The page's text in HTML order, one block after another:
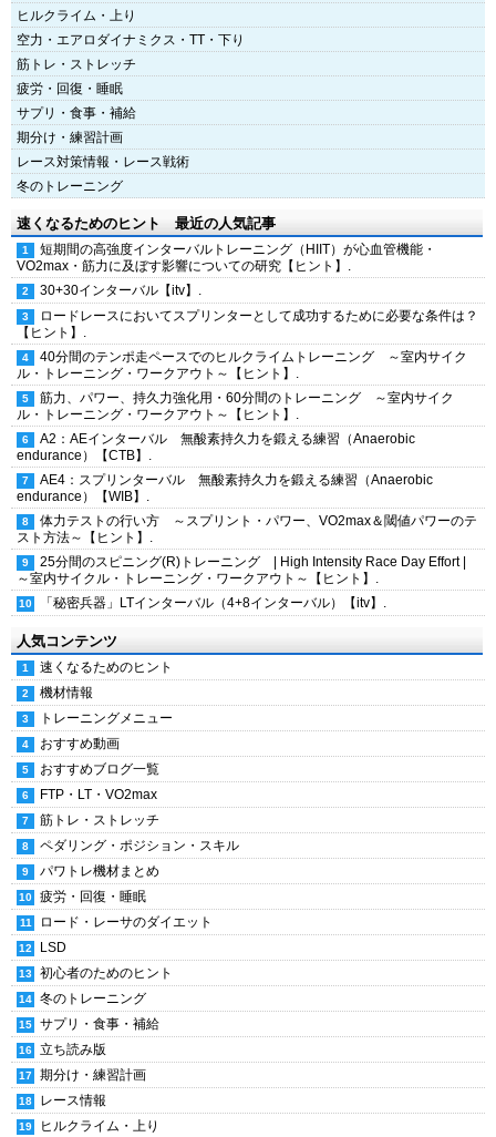
ヒルクライム・上り
空力・エアロダイナミクス・TT・下り
筋トレ・ストレッチ
疲労・回復・睡眠
サプリ・食事・補給
期分け・練習計画
レース対策情報・レース戦術
冬のトレーニング
速くなるためのヒント 最近の人気記事
短期間の高強度インターバルトレーニング（HIIT）が心血管機能・
VO2max・筋力に及ぼす影響についての研究【ヒント】.
30+30インターバル【itv】.
ロードレースにおいてスプリンターとして成功するために必要な条件は？
【ヒント】.
40分間のテンポ走ペースでのヒルクライムトレーニング ～室内サイク
ル・トレーニング・ワークアウト～【ヒント】.
筋力、パワー、持久力強化用・60分間のトレーニング ～室内サイク
ル・トレーニング・ワークアウト～【ヒント】.
A2：AEインターバル 無酸素持久力を鍛える練習（Anaerobic
endurance）【CTB】.
AE4：スプリンターバル 無酸素持久力を鍛える練習（Anaerobic
endurance）【WIB】.
体力テストの行い方 ～スプリント・パワー、VO2max＆閾値パワーのテ
スト方法～【ヒント】.
25分間のスピニング(R)トレーニング | High Intensity Race Day Effort |
～室内サイクル・トレーニング・ワークアウト～【ヒント】.
「秘密兵器」LTインターバル（4+8インターバル）【itv】.
人気コンテンツ
速くなるためのヒント
機材情報
トレーニングメニュー
おすすめ動画
おすすめブログ一覧
FTP・LT・VO2max
筋トレ・ストレッチ
ペダリング・ポジション・スキル
パワトレ機材まとめ
疲労・回復・睡眠
ロード・レーサのダイエット
LSD
初心者のためのヒント
冬のトレーニング
サプリ・食事・補給
立ち読み版
期分け・練習計画
レース情報
ヒルクライム・上り